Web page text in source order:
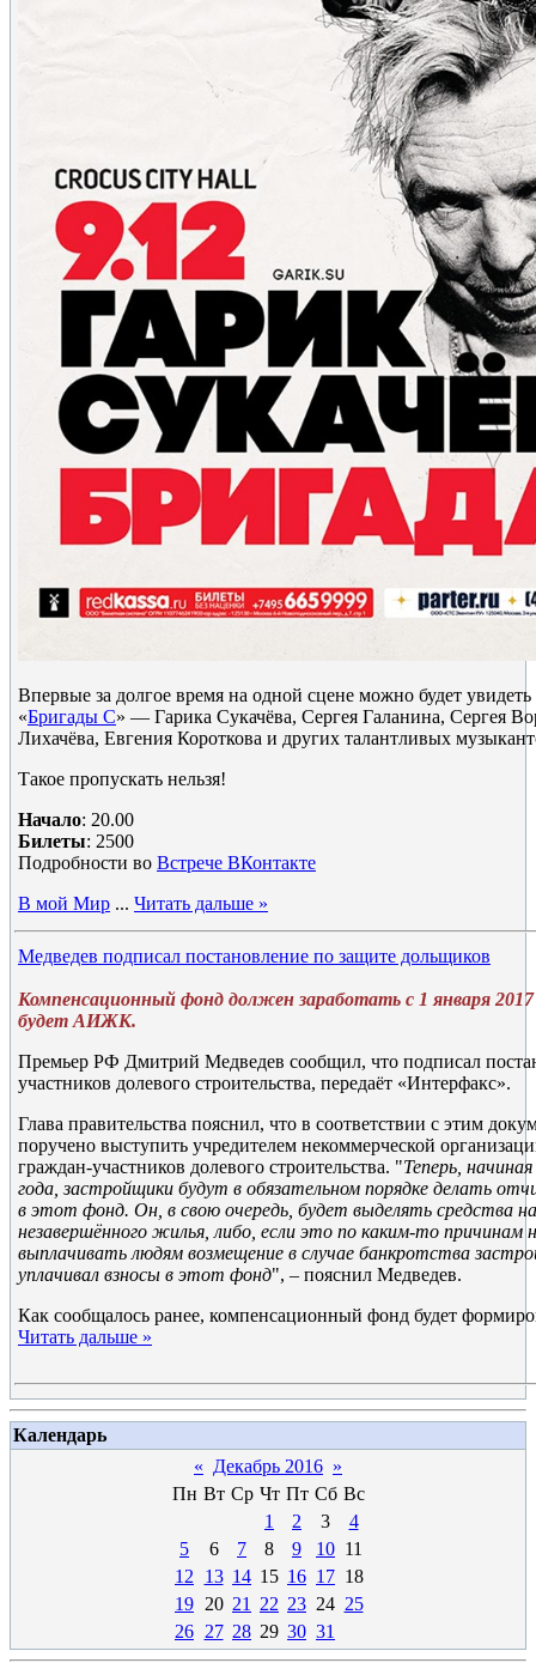
Впервые за долгое время на одной сцене можно будет увидеть
«Бригады С» — Гарика Сукачёва, Сергея Галанина, Сергея
Лихачёва, Евгения Короткова и других талантливых
Такое пропускать нельзя!
Начало: 20.00
Билеты: 2500
Подробности во Встрече ВКонтакте
В мой Мир ... Читать дальше »
Медведев подписал постановление по защите дольщиков
Компенсационный фонд должен заработать с 1 января
будет АИЖК.
Премьер РФ Дмитрий Медведев сообщил, что подписал
участников долевого строительства, передаёт «Интерфакс».
Глава правительства пояснил, что в соответствии с этим
поручено выступить учредителем некоммерческой
граждан-участников долевого строительства. "Теперь,
года, застройщики будут в обязательном порядке делать
в этот фонд. Он, в свою очередь, будет выделять средства
незавершённого жилья, либо, если это по каким-то причинам
выплачивать людям возмещение в случае банкротства
уплачивал взносы в этот фонд", – пояснил Медведев.
Как сообщалось ранее, компенсационный фонд будет
Читать дальше »
Календарь
« Декабрь 2016 »
Пн Вт Ср Чт Пт Сб Вс
1
2 3
4
5
6 7 8 9 10 11
12
13 14 15 16 17 18
19 20 21 22 23 24 25
26 27 28 29 30 31